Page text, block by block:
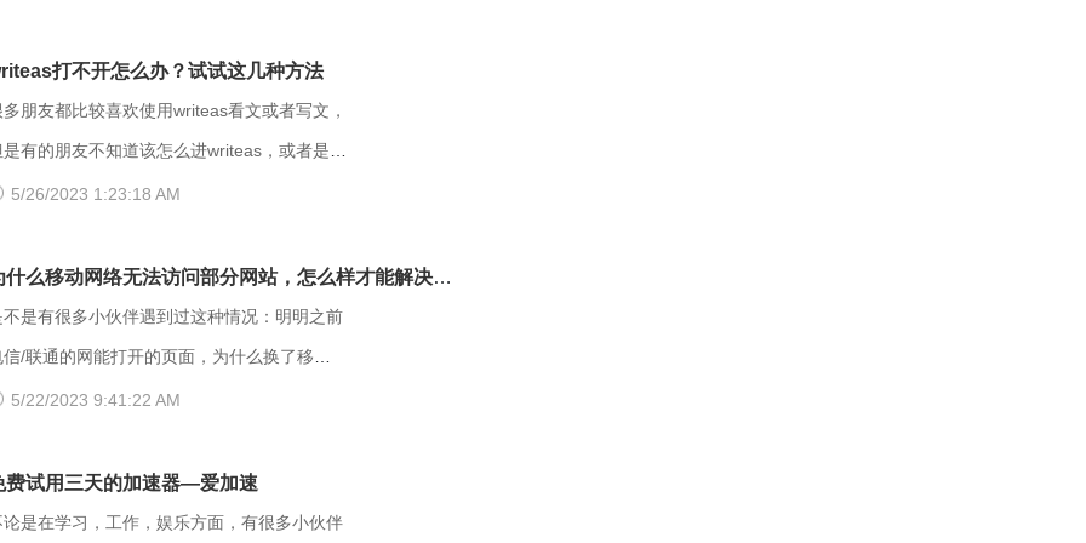
是HTTP协议中的一个状态
(Status Code)。可以简单的理解为没有权限
此站。该状态表示服务器理解了本次请求但
绝执行该任务，该请求不该重发给服务器。
客户端知道为什么没有权限的情况下，服务器
该在返回的信息中描述拒绝的理由。 每当出
个403错误，表示服务器理解了本次请求但
打不开怎么办？试试这几种方法
朋友都比较喜欢使用writeas看文或者写文，
有的朋友不知道该怎么进writeas，或者是遇
站打不开的情况。那么具体要如何操作呢？
】 （一）、更换网址后缀 有
多用户发现收藏夹里的writeas网站打不开，大
以把原来的网址后缀更换成xyz，很多小伙
们反馈这样就可以打开了。 （二）、更换网
切换成流量，如果换流量也不好使的话，推
家下载爱加速，把网络切换成其他运营商，
5/26/2023 1:23:18 AM
什么移动网络无法访问部分网站，怎么样才能解决
？
不是有很多小伙伴遇到过这种情况：明明之前
/联通的网能打开的页面，为什么换了移动
就进不去了呢？是什么原因导致移动网络打
关系：其一，可能是网间互联出口质量差，
动用户访问电信联通资源对方设置网络限制；
5/22/2023 9:41:22 AM
费试用三天的加速器—爱加速
论是在学习，工作，娱乐方面，有很多小伙伴